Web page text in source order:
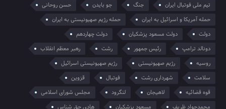
تیم ملی فوتبال ایران
جنگ جو بایدن
حسن روحانی
حمله آمریکا و اسرائیل به ایران
حمله رژیم صهیونیستی به ایران
دولت
دولت مسعود پزشکیان
دولت چهاردهم
دونالد ترامپ
رئیس جمهور رشت
رهبر معظم انقلاب
روسیه
رژیم صهیونیستی
رژیم صهیونیستی اسرائیل
سلامت
شهرداری رشت فوتبال
قزوین
قوه قضائیه
لاهیجان لنگرود
مجلس شورای اسلامی
محمدجواد ظریف
مسعود پزشکیان
هادی حق شناس